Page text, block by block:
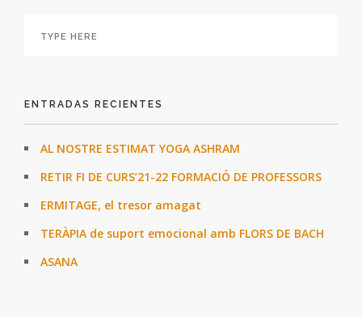
ENTRADAS RECIENTES
AL NOSTRE ESTIMAT YOGA ASHRAM
RETIR FI DE CURS’21-22 FORMACIÓ DE PROFESSORS
ERMITAGE, el tresor amagat
TERÀPIA de suport emocional amb FLORS DE BACH
ASANA